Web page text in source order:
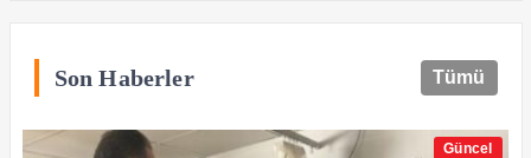
Son Haberler Tümü
Güncel